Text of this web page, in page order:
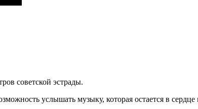
советской эстрады.
услышать музыку, которая остается в сердце